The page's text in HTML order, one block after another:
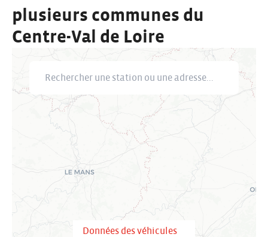
plusieurs communes du
Centre-Val de Loire
Données des véhicules